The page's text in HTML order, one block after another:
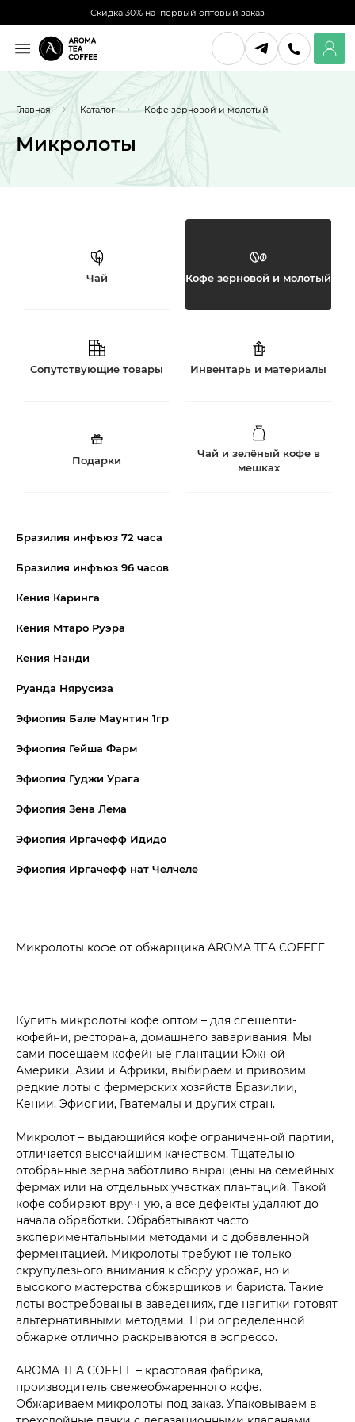
Скидка 30% на первый оптовый заказ
Главная Каталог Кофе зерновой и молотый
Микролоты
Чай Кофе зерновой и молотый
Сопутствующие товары Инвентарь и материалы
Подарки
Чай и зелёный кофе в
мешках
Бразилия инфъюз 72 часа
Бразилия инфъюз 96 часов
Кения Каринга
Кения Мтаро Руэра
Кения Нанди
Руанда Нярусиза
Эфиопия Бале Маунтин 1гр
Эфиопия Гейша Фарм
Эфиопия Гуджи Урага
Эфиопия Зена Лема
Эфиопия Иргачефф Идидо
Эфиопия Иргачефф нат Челчеле
Микролоты кофе от обжарщика AROMA TEA COFFEE
Купить микролоты кофе оптом – для спешелти-
кофейни, ресторана, домашнего заваривания. Мы
сами посещаем кофейные плантации Южной
Америки, Азии и Африки, выбираем и привозим
редкие лоты с фермерских хозяйств Бразилии,
Кении, Эфиопии, Гватемалы и других стран.
Микролот – выдающийся кофе ограниченной партии,
отличается высочайшим качеством. Тщательно
отобранные зёрна заботливо выращены на семейных
фермах или на отдельных участках плантаций. Такой
кофе собирают вручную, а все дефекты удаляют до
начала обработки. Обрабатывают часто
экспериментальными методами и с добавленной
ферментацией. Микролоты требуют не только
скрупулёзного внимания к сбору урожая, но и
высокого мастерства обжарщиков и бариста. Такие
лоты востребованы в заведениях, где напитки готовят
альтернативными методами. При определённой
обжарке отлично раскрываются в эспрессо.
AROMA TEA COFFEE – крафтовая фабрика,
производитель свежеобжаренного кофе.
Обжариваем микролоты под заказ. Упаковываем в